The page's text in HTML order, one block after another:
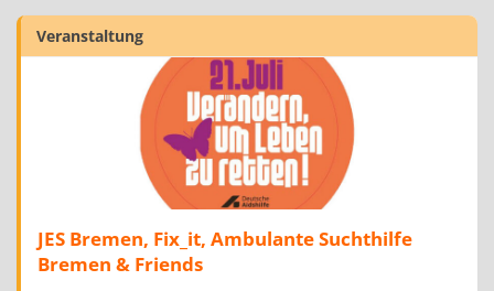
Veranstaltung
JES Bremen, Fix_it, Ambulante Suchthilfe
Bremen & Friends